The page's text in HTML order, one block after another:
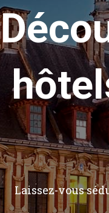
Laissez-vous